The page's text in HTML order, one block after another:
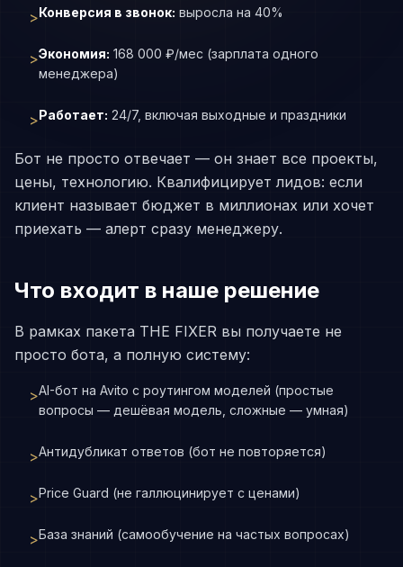
>Конверсия в звонок: выросла на 40%
>Экономия: 168 000 ₽/мес (зарплата одного
менеджера)
>Работает: 24/7, включая выходные и праздники
Бот не просто отвечает — он знает все проекты,
цены, технологию. Квалифицирует лидов: если
клиент называет бюджет в миллионах или хочет
приехать — алерт сразу менеджеру.
Что входит в наше решение
В рамках пакета THE FIXER вы получаете не
просто бота, а полную систему:
>AI-бот на Avito с роутингом моделей (простые
вопросы — дешёвая модель, сложные — умная)
>Антидубликат ответов (бот не повторяется)
>Price Guard (не галлюцинирует с ценами)
>База знаний (самообучение на частых вопросах)